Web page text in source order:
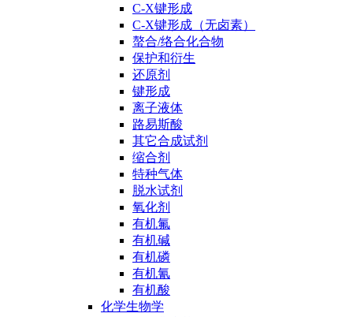
C-X键形成
C-X键形成（无卤素）
螯合/络合化合物
保护和衍生
还原剂
键形成
离子液体
路易斯酸
其它合成试剂
缩合剂
特种气体
脱水试剂
氧化剂
有机氟
有机碱
有机磷
有机氰
有机酸
化学生物学